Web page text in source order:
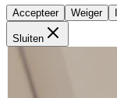
Accepteer Weiger
Sluiten